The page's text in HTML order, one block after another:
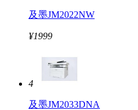
及墨JM2022NW
¥1999
4
及墨JM2033DNA